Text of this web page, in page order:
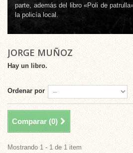
parte, además del libro «Poli de
la policía local.
JORGE MUÑOZ
Hay un libro.
Ordenar por
Comparar (0)
Mostrando 1 - 1 de 1 item